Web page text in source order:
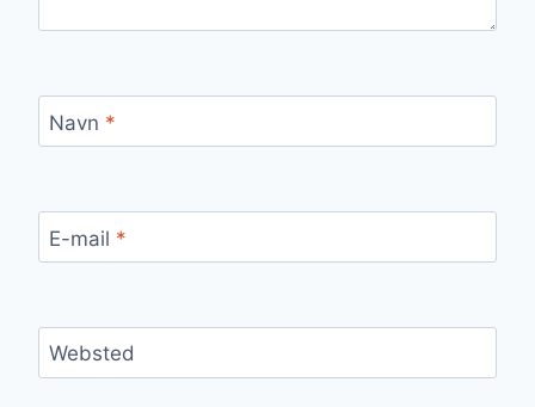
Navn *
E-mail *
Websted